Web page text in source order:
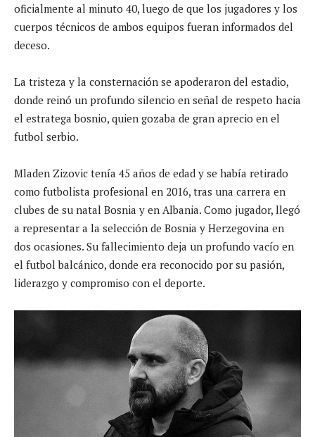
oficialmente al minuto 40, luego de que los jugadores y los
cuerpos técnicos de ambos equipos fueran informados del
deceso.
La tristeza y la consternación se apoderaron del estadio,
donde reinó un profundo silencio en señal de respeto hacia
el estratega bosnio, quien gozaba de gran aprecio en el
futbol serbio.
Mladen Zizovic tenía 45 años de edad y se había retirado
como futbolista profesional en 2016, tras una carrera en
clubes de su natal Bosnia y en Albania. Como jugador, llegó
a representar a la selección de Bosnia y Herzegovina en
dos ocasiones. Su fallecimiento deja un profundo vacío en
el futbol balcánico, donde era reconocido por su pasión,
liderazgo y compromiso con el deporte.